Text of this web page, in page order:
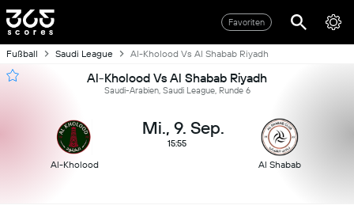
Favoriten
Fußball Saudi League Al-Kholood Vs Al Shabab Riyadh
Al-Kholood Vs Al Shabab Riyadh
Saudi-Arabien, Saudi League, Runde 6
Al-Kholood
Mi., 9. Sep.
15:55
Al Shabab